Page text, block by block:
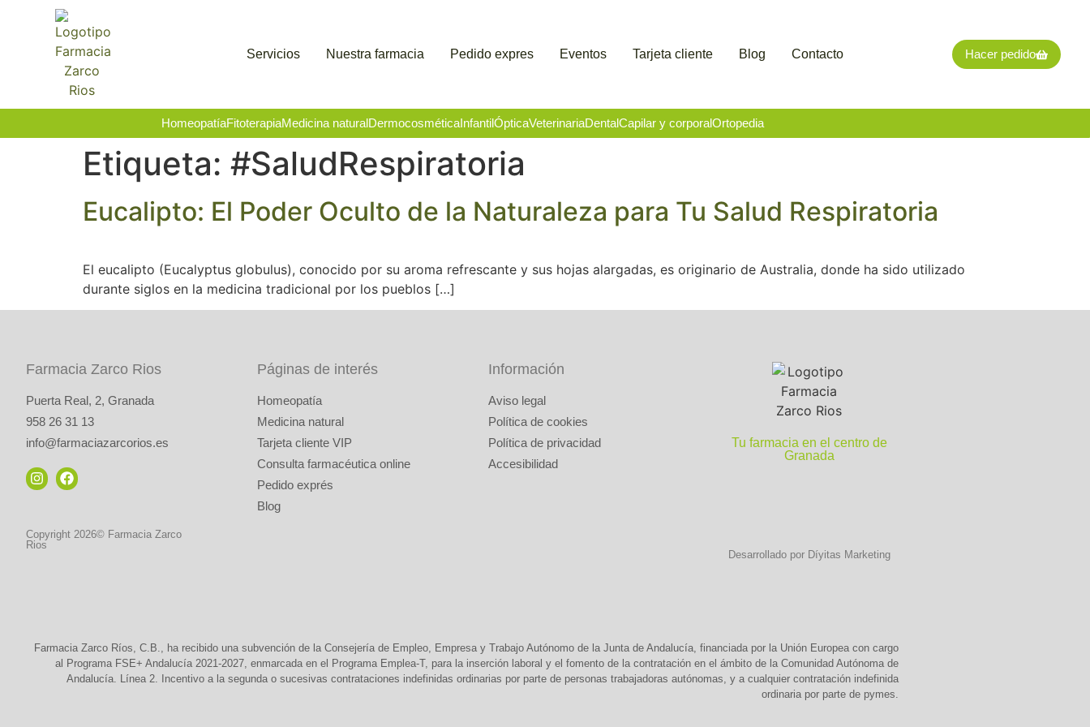
Servicios Nuestra farmacia Pedido expres Eventos Tarjeta cliente Blog Contacto Hacer pedido
HomeopatíaFitoterapiaMedicina naturalDermocosméticaInfantilÓpticaVeterinariaDentalCapilar y corporalOrtopedia
Etiqueta: #SaludRespiratoria
Eucalipto: El Poder Oculto de la Naturaleza para Tu Salud Respiratoria
El eucalipto (Eucalyptus globulus), conocido por su aroma refrescante y sus hojas alargadas, es originario de Australia, donde ha sido utilizado
durante siglos en la medicina tradicional por los pueblos […]
Farmacia Zarco Rios
Puerta Real, 2, Granada
958 26 31 13
info@farmaciazarcorios.es
Copyright 2026© Farmacia Zarco
Rios
Páginas de interés
Homeopatía
Medicina natural
Tarjeta cliente VIP
Consulta farmacéutica online
Pedido exprés
Blog
Información
Aviso legal
Política de cookies
Política de privacidad
Accesibilidad
Tu farmacia en el centro de
Granada
Desarrollado por Díyitas Marketing
Farmacia Zarco Ríos, C.B., ha recibido una subvención de la Consejería de Empleo, Empresa y Trabajo Autónomo de la Junta de Andalucía, financiada por la Unión Europea con cargo
al Programa FSE+ Andalucía 2021-2027, enmarcada en el Programa Emplea-T, para la inserción laboral y el fomento de la contratación en el ámbito de la Comunidad Autónoma de
Andalucía. Línea 2. Incentivo a la segunda o sucesivas contrataciones indefinidas ordinarias por parte de personas trabajadoras autónomas, y a cualquier contratación indefinida
ordinaria por parte de pymes.